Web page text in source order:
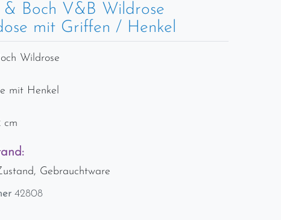
& Boch V&B Wildrose
mit Griffen / Henkel
Wildrose
mit Henkel
cm
Gebrauchtware
42808